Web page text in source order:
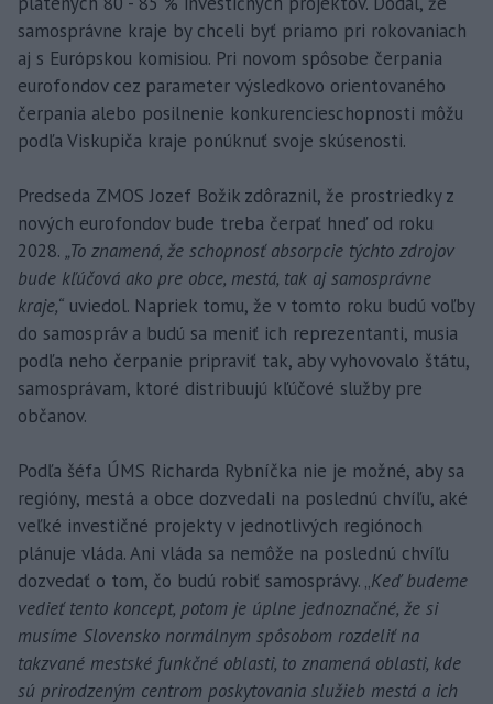
samosprávne kraje by chceli byť priamo pri rokovaniach
aj s Európskou komisiou. Pri novom spôsobe čerpania
eurofondov cez parameter výsledkovo orientovaného
čerpania alebo posilnenie konkurencieschopnosti môžu
podľa Viskupiča kraje ponúknuť svoje skúsenosti.
Predseda ZMOS Jozef Božik zdôraznil, že prostriedky z
nových eurofondov bude treba čerpať hneď od roku
2028. „To znamená, že schopnosť absorpcie týchto zdrojov
bude kľúčová ako pre obce, mestá, tak aj samosprávne
kraje,“ uviedol. Napriek tomu, že v tomto roku budú voľby
do samospráv a budú sa meniť ich reprezentanti, musia
podľa neho čerpanie pripraviť tak, aby vyhovovalo štátu,
samosprávam, ktoré distribuujú kľúčové služby pre
občanov.
Podľa šéfa ÚMS Richarda Rybníčka nie je možné, aby sa
regióny, mestá a obce dozvedali na poslednú chvíľu, aké
veľké investičné projekty v jednotlivých regiónoch
plánuje vláda. Ani vláda sa nemôže na poslednú chvíľu
dozvedať o tom, čo budú robiť samosprávy. „Keď budeme
vedieť tento koncept, potom je úplne jednoznačné, že si
musíme Slovensko normálnym spôsobom rozdeliť na
takzvané mestské funkčné oblasti, to znamená oblasti, kde
sú prirodzeným centrom poskytovania služieb mestá a ich